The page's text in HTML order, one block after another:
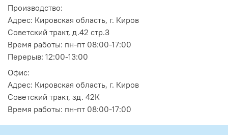
Производство:
Адрес: Кировская область, г. Киров
Советский тракт, д.42 стр.3
Время работы: пн-пт 08:00-17:00
Перерыв: 12:00-13:00
Офис:
Адрес: Кировская область, г. Киров
Советский тракт, зд. 42К
Время работы: пн-пт 08:00-17:00